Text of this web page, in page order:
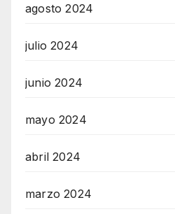
agosto 2024
julio 2024
junio 2024
mayo 2024
abril 2024
marzo 2024